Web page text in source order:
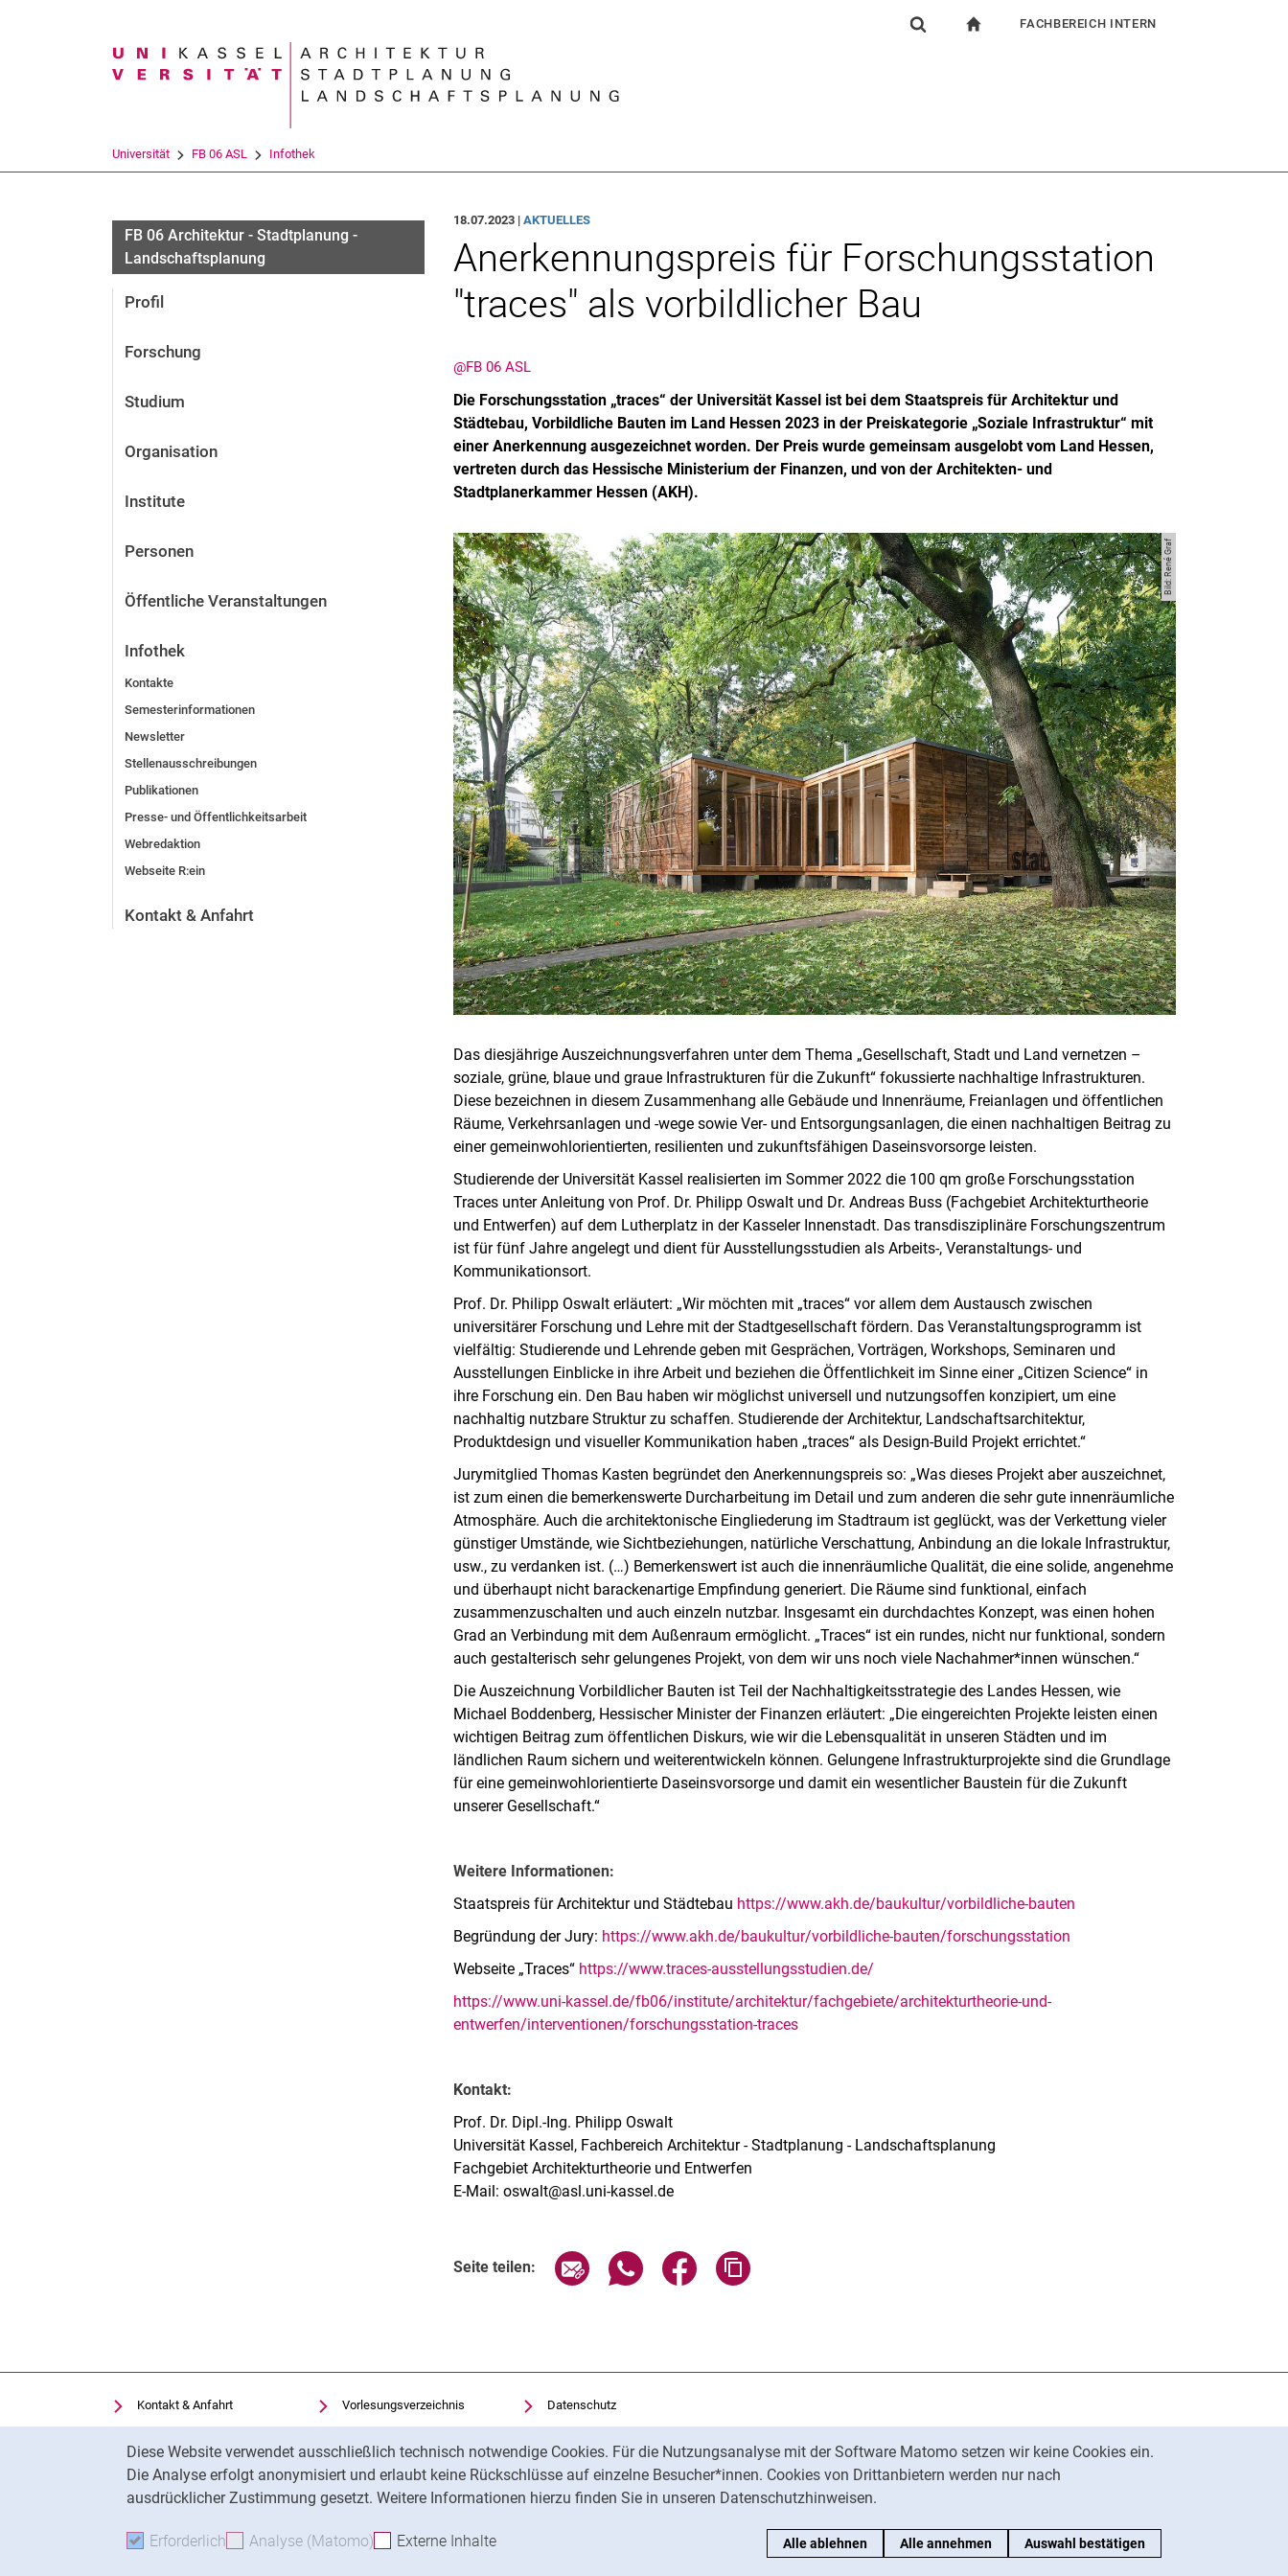
Diese Website verwendet ausschließlich technisch notwendige Cookies. Für die Nutzungsanalyse mit der Software Matomo setzen wir keine Cookies ein.
Die Analyse erfolgt anonymisiert und erlaubt keine Rückschlüsse auf einzelne Besucher*innen. Cookies von Drittanbietern werden nur nach
ausdrücklicher Zustimmung gesetzt. Weitere Informationen hierzu finden Sie in unseren Datenschutzhinweisen.
Erforderlich Erforderliche Cookies akzeptieren
Analyse (Matomo) Analyse-Cookies akzeptieren
Externe Inhalte Alle ablehnen Alle annehmen Auswahl bestätigen
Suchbegriff
FACHBEREICH INTERN
Universität FB 06 ASL Infothek
FB 06 Architektur - Stadtplanung -
Landschaftsplanung
Profil
Forschung
Studium
Organisation
Institute
Personen
Öffentliche Veranstaltungen
Infothek
Kontakte
Semesterinformationen
Newsletter
Stellenausschreibungen
Publikationen
Presse- und Öffentlichkeitsarbeit
Webredaktion
Webseite R:ein
Kontakt & Anfahrt
18.07.2023 |AKTUELLES
Anerkennungspreis für Forschungsstation
"traces" als vorbildlicher Bau
@FB 06 ASL
Die Forschungsstation „traces“ der Universität Kassel ist bei dem Staatspreis für Architektur und
Städtebau, Vorbildliche Bauten im Land Hessen 2023 in der Preiskategorie „Soziale Infrastruktur“ mit
einer Anerkennung ausgezeichnet worden. Der Preis wurde gemeinsam ausgelobt vom Land Hessen,
vertreten durch das Hessische Ministerium der Finanzen, und von der Architekten- und
Stadtplanerkammer Hessen (AKH).
Bild: René Graf
Das diesjährige Auszeichnungsverfahren unter dem Thema „Gesellschaft, Stadt und Land vernetzen –
soziale, grüne, blaue und graue Infrastrukturen für die Zukunft“ fokussierte nachhaltige Infrastrukturen.
Diese bezeichnen in diesem Zusammenhang alle Gebäude und Innenräume, Freianlagen und öffentlichen
Räume, Verkehrsanlagen und -wege sowie Ver- und Entsorgungsanlagen, die einen nachhaltigen Beitrag zu
einer gemeinwohlorientierten, resilienten und zukunftsfähigen Daseinsvorsorge leisten.
Studierende der Universität Kassel realisierten im Sommer 2022 die 100 qm große Forschungsstation
Traces unter Anleitung von Prof. Dr. Philipp Oswalt und Dr. Andreas Buss (Fachgebiet Architekturtheorie
und Entwerfen) auf dem Lutherplatz in der Kasseler Innenstadt. Das transdisziplinäre Forschungszentrum
ist für fünf Jahre angelegt und dient für Ausstellungsstudien als Arbeits-, Veranstaltungs- und
Kommunikationsort.
Prof. Dr. Philipp Oswalt erläutert: „Wir möchten mit „traces“ vor allem dem Austausch zwischen
universitärer Forschung und Lehre mit der Stadtgesellschaft fördern. Das Veranstaltungsprogramm ist
vielfältig: Studierende und Lehrende geben mit Gesprächen, Vorträgen, Workshops, Seminaren und
Ausstellungen Einblicke in ihre Arbeit und beziehen die Öffentlichkeit im Sinne einer „Citizen Science“ in
ihre Forschung ein. Den Bau haben wir möglichst universell und nutzungsoffen konzipiert, um eine
nachhaltig nutzbare Struktur zu schaffen. Studierende der Architektur, Landschaftsarchitektur,
Produktdesign und visueller Kommunikation haben „traces“ als Design-Build Projekt errichtet.“
Jurymitglied Thomas Kasten begründet den Anerkennungspreis so: „Was dieses Projekt aber auszeichnet,
ist zum einen die bemerkenswerte Durcharbeitung im Detail und zum anderen die sehr gute innenräumliche
Atmosphäre. Auch die architektonische Eingliederung im Stadtraum ist geglückt, was der Verkettung vieler
günstiger Umstände, wie Sichtbeziehungen, natürliche Verschattung, Anbindung an die lokale Infrastruktur,
usw., zu verdanken ist. (…) Bemerkenswert ist auch die innenräumliche Qualität, die eine solide, angenehme
und überhaupt nicht barackenartige Empfindung generiert. Die Räume sind funktional, einfach
zusammenzuschalten und auch einzeln nutzbar. Insgesamt ein durchdachtes Konzept, was einen hohen
Grad an Verbindung mit dem Außenraum ermöglicht. „Traces“ ist ein rundes, nicht nur funktional, sondern
auch gestalterisch sehr gelungenes Projekt, von dem wir uns noch viele Nachahmer*innen wünschen.“
Die Auszeichnung Vorbildlicher Bauten ist Teil der Nachhaltigkeitsstrategie des Landes Hessen, wie
Michael Boddenberg, Hessischer Minister der Finanzen erläutert: „Die eingereichten Projekte leisten einen
wichtigen Beitrag zum öffentlichen Diskurs, wie wir die Lebensqualität in unseren Städten und im
ländlichen Raum sichern und weiterentwickeln können. Gelungene Infrastrukturprojekte sind die Grundlage
für eine gemeinwohlorientierte Daseinsvorsorge und damit ein wesentlicher Baustein für die Zukunft
unserer Gesellschaft.“
Weitere Informationen:
Staatspreis für Architektur und Städtebau https://www.akh.de/baukultur/vorbildliche-bauten
Begründung der Jury: https://www.akh.de/baukultur/vorbildliche-bauten/forschungsstation
Webseite „Traces“ https://www.traces-ausstellungsstudien.de/
https://www.uni-kassel.de/fb06/institute/architektur/fachgebiete/architekturtheorie-und-
entwerfen/interventionen/forschungsstation-traces
Kontakt:
Prof. Dr. Dipl.-Ing. Philipp Oswalt
Universität Kassel, Fachbereich Architektur - Stadtplanung - Landschaftsplanung
Fachgebiet Architekturtheorie und Entwerfen
E-Mail: oswalt@asl.uni-kassel.de
Seite teilen: Seite über E-Mail teilen
Seite über WhatsApp teilen (externer Link, öffnet neues Fenster)
Seite über Facebook teilen (externer Link, öffnet neues Fenster)
Kontakt & Anfahrt
Einrichtungen suchen
Stellenangebote
Cookie-Einstellungen
Vorlesungsverzeichnis
Uni-Bibliothek
Moodle
Panopto
Datenschutz
Barrierefreiheit
Transparenter KI-Einsatz
Impressum